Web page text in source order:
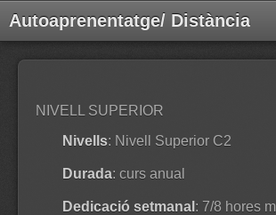
Autoaprenentatge/ Distància
NIVELL SUPERIOR
Nivells: Nivell Superior C2
Durada: curs anual
Dedicació setmanal : 7/8 hores